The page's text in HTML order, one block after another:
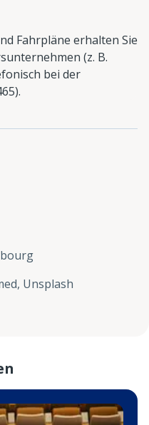
Fahrpläne erhalten Sie
(z. B.
bei der
Unsplash